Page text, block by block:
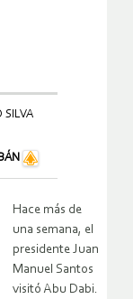
SILVA
Hace más de
una semana, el
presidente Juan
Manuel Santos
visitó Abu Dabi.